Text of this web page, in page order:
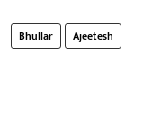
Bhullar Ajeetesh